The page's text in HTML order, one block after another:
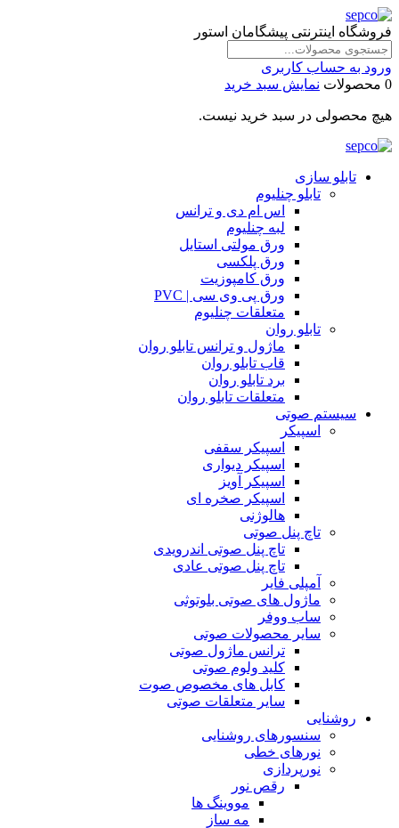
فروشگاه اینترنتی پیشگامان استور
ورود به حساب کاربری
0 محصولات
نمایش سبد خرید
هیچ محصولی در سبد خرید نیست.
تابلو سازی
تابلو چنلیوم
اس ام دی و ترانس
لبه چنلیوم
ورق مولتی استایل
ورق پلکسی
ورق کامپوزیت
ورق پی وی سی | PVC
متعلقات چنلیوم
تابلو روان
ماژول و ترانس تابلو روان
قاب تابلو روان
برد تابلو روان
متعلقات تابلو روان
سیستم صوتی
اسپیکر
اسپیکر سقفی
اسپیکر دیواری
اسپیکر آویز
اسپیکر صخره ای
هالوژنی
تاچ پنل صوتی
تاچ پنل صوتی اندرویدی
تاچ پنل صوتی عادی
آمپلی فایر
ماژول های صوتی بلوتوثی
ساب ووفر
سایر محصولات صوتی
ترانس ماژول صوتی
کلید ولوم صوتی
کابل های مخصوص صوت
سایر متعلقات صوتی
روشنایی
سنسورهای روشنایی
نورهای خطی
نورپردازی
رقص نور
مووینگ ها
مه ساز